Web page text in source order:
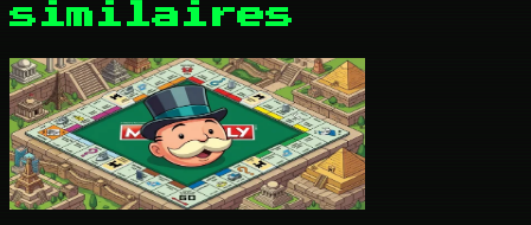
similaires